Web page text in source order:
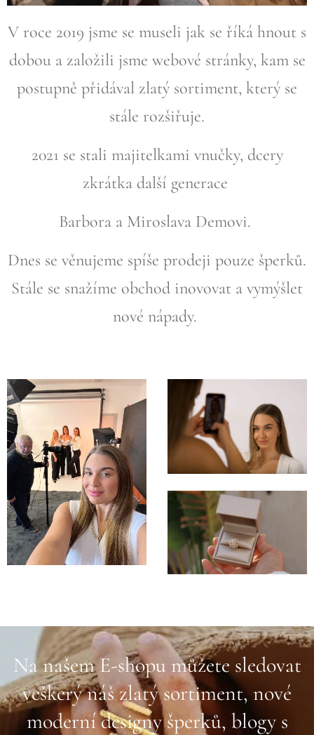
V roce 2019 jsme se museli jak se říká hnout s
dobou a založili jsme webové stránky, kam se
postupně přidával zlatý sortiment, který se
stále rozšiřuje.
2021 se stali majitelkami vnučky, dcery
zkrátka další generace
Barbora a Miroslava Demovi.
Dnes se věnujeme spíše prodeji pouze šperků.
Stále se snažíme obchod inovovat a vymýšlet
nové nápady.
Na našem E-shopu můžete sledovat
veškerý náš zlatý sortiment, nové
moderní designy šperků, blogy s